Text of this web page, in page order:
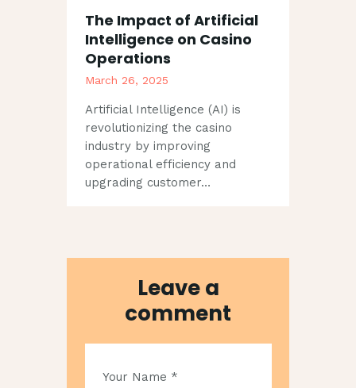
The Impact of Artificial
Intelligence on Casino
Operations
March 26, 2025
Artificial Intelligence (AI) is
revolutionizing the casino
industry by improving
operational efficiency and
upgrading customer…
Leave a
comment